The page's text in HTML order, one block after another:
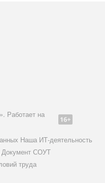
Работает на
Наша ИТ-деятельность
Документ СОУТ
труда